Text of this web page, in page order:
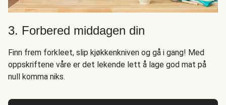
3. Forbered middagen din
Finn frem forkleet, slip kjøkkenkniven og gå i gang! Med
oppskriftene våre er det lekende lett å lage god mat på
null komma niks.